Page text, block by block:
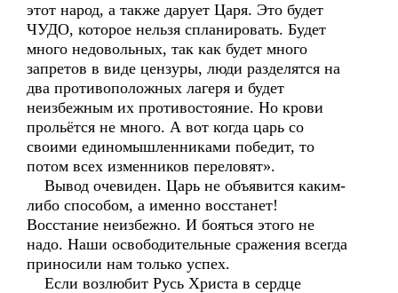
этот народ, а также дарует Царя. Это будет
ЧУДО, которое нельзя спланировать. Будет
много недовольных, так как будет много
запретов в виде цензуры, люди разделятся на
два противоположных лагеря и будет
неизбежным их противостояние. Но крови
прольётся не много. А вот когда царь со
своими единомышленниками победит, то
потом всех изменников переловят».
Вывод очевиден. Царь не объявится каким-
либо способом, а именно восстанет!
Восстание неизбежно. И бояться этого не
надо. Наши освободительные сражения всегда
приносили нам только успех.
Если возлюбит Русь Христа в сердце